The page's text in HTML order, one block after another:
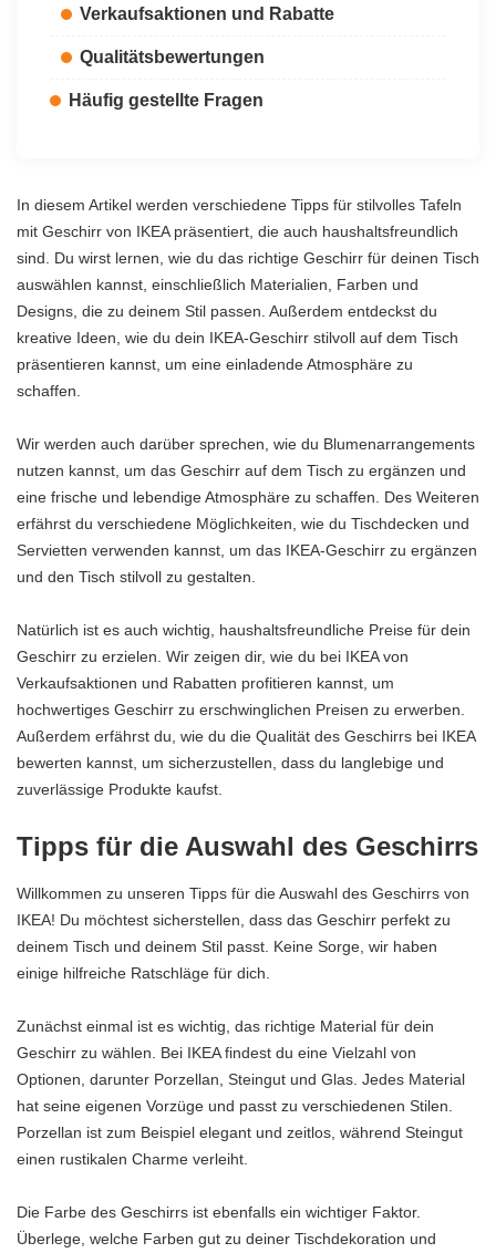
Verkaufsaktionen und Rabatte
Qualitätsbewertungen
Häufig gestellte Fragen
In diesem Artikel werden verschiedene Tipps für stilvolles Tafeln
mit Geschirr von IKEA präsentiert, die auch haushaltsfreundlich
sind. Du wirst lernen, wie du das richtige Geschirr für deinen Tisch
auswählen kannst, einschließlich Materialien, Farben und
Designs, die zu deinem Stil passen. Außerdem entdeckst du
kreative Ideen, wie du dein IKEA-Geschirr stilvoll auf dem Tisch
präsentieren kannst, um eine einladende Atmosphäre zu
schaffen.
Wir werden auch darüber sprechen, wie du Blumenarrangements
nutzen kannst, um das Geschirr auf dem Tisch zu ergänzen und
eine frische und lebendige Atmosphäre zu schaffen. Des Weiteren
erfährst du verschiedene Möglichkeiten, wie du Tischdecken und
Servietten verwenden kannst, um das IKEA-Geschirr zu ergänzen
und den Tisch stilvoll zu gestalten.
Natürlich ist es auch wichtig, haushaltsfreundliche Preise für dein
Geschirr zu erzielen. Wir zeigen dir, wie du bei IKEA von
Verkaufsaktionen und Rabatten profitieren kannst, um
hochwertiges Geschirr zu erschwinglichen Preisen zu erwerben.
Außerdem erfährst du, wie du die Qualität des Geschirrs bei IKEA
bewerten kannst, um sicherzustellen, dass du langlebige und
zuverlässige Produkte kaufst.
Tipps für die Auswahl des Geschirrs
Willkommen zu unseren Tipps für die Auswahl des Geschirrs von
IKEA! Du möchtest sicherstellen, dass das Geschirr perfekt zu
deinem Tisch und deinem Stil passt. Keine Sorge, wir haben
einige hilfreiche Ratschläge für dich.
Zunächst einmal ist es wichtig, das richtige Material für dein
Geschirr zu wählen. Bei IKEA findest du eine Vielzahl von
Optionen, darunter Porzellan, Steingut und Glas. Jedes Material
hat seine eigenen Vorzüge und passt zu verschiedenen Stilen.
Porzellan ist zum Beispiel elegant und zeitlos, während Steingut
einen rustikalen Charme verleiht.
Die Farbe des Geschirrs ist ebenfalls ein wichtiger Faktor.
Überlege, welche Farben gut zu deiner Tischdekoration und